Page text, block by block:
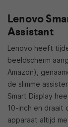
Lenovo
Assistant
Lenovo heeft
beeldscherm
Amazon),
de slimme
Smart Display
10-inch en draait
apparaat altijd